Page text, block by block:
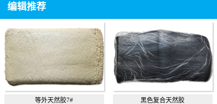
编辑推荐
等外天然胶7# 黑色复合天然胶